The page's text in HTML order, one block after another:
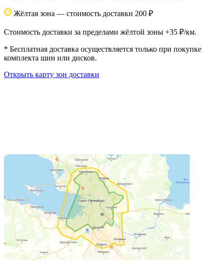
Жёлтая зона — стоимость доставки 200 ₽
Стоимость доставки за пределами жёлтой зоны +35 ₽/км.
* Бесплатная доставка осуществляется только при покупке
комплекта шин или дисков.
Открыть карту зон доставки